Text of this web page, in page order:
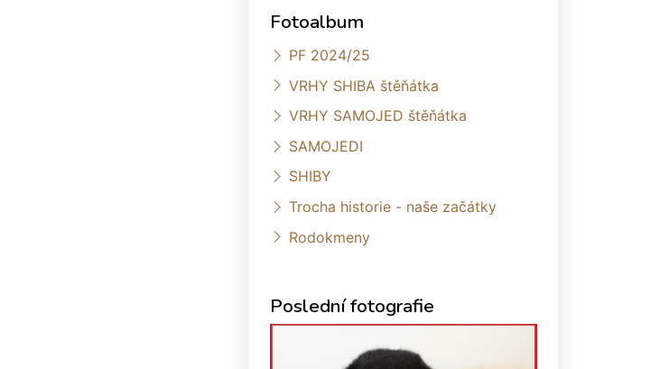
Fotoalbum
PF 2024/25
VRHY SHIBA štěňátka
VRHY SAMOJED štěňátka
SAMOJEDI
SHIBY
Trocha historie - naše začátky
Rodokmeny
Poslední fotografie